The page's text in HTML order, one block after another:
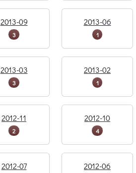
2013-09
3
2013-06
1
2013-03
3
2013-02
1
2012-11
2
2012-10
4
2012-07 2012-06